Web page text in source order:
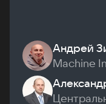
Андрей
Machine